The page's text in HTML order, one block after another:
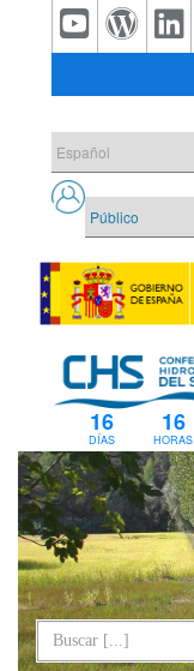
16
DÍAS
16
HORAS